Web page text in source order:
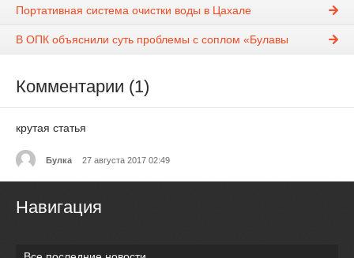
Портативная система очистки воды в Цахале
В ОПК объяснили суть проблемы с соплом «Булавы
Комментарии (1)
крутая статья
Булка 27 августа 2017 02:49
Навигация